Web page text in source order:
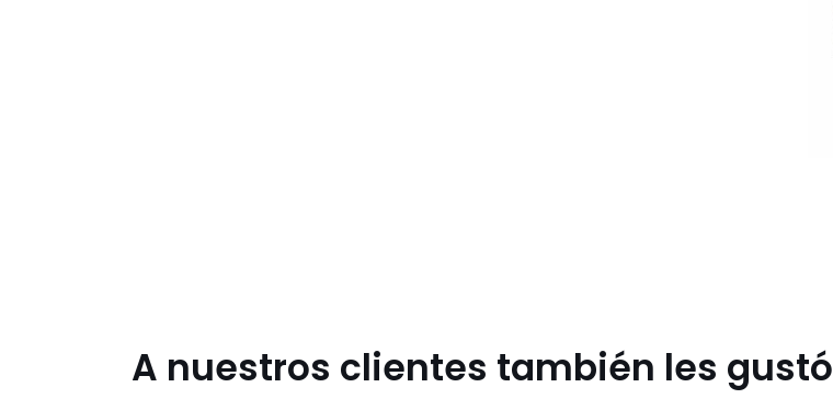
A nuestros clientes también les gustó